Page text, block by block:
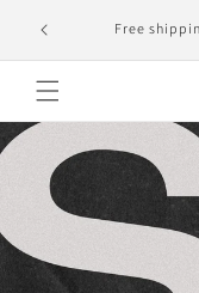
content
Free